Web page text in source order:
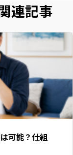
連記事
可能？仕組